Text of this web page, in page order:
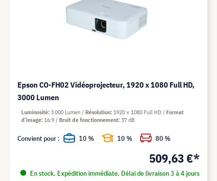
Epson CO-FH02 Vidéoprojecteur, 1920 x 1080 Full HD,
3000 Lumen
509,63 €*
En stock. Expédition immédiate. Délai de livraison 3 à 4 jours
Luminosité 3 000 Lumen Résolution 1920 x 1080 Full HD
Format
d’image 16:9 Bruit de fonctionnement 37 dB
Convient pour : 10 % 10 % 80 %